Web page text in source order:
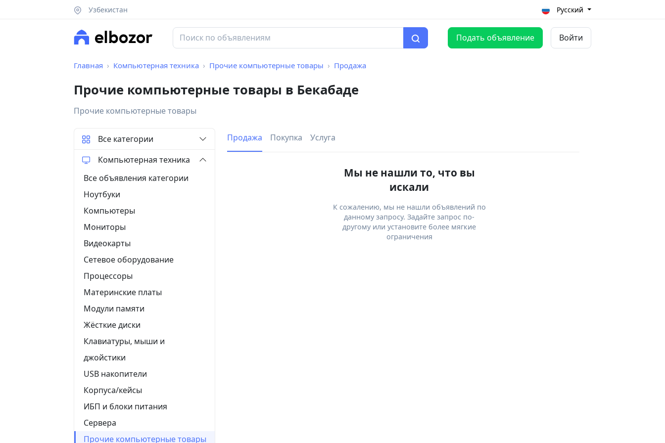
Узбекистан Русский
Подать объявление Войти
Главная Компьютерная техника Прочие компьютерные товары Продажа
Прочие компьютерные товары в Бекабаде
Прочие компьютерные товары
Продажа Покупка Услуга
Мы не нашли то, что вы
искали
К сожалению, мы не нашли объявлений по
данному запросу. Задайте запрос по-
другому или установите более мягкие
ограничения
Все категории
Компьютерная техника
Все объявления категории
Ноутбуки
Компьютеры
Мониторы
Видеокарты
Сетевое оборудование
Процессоры
Материнские платы
Модули памяти
Жёсткие диски
Клавиатуры, мыши и
джойстики
USB накопители
Корпуса/кейсы
ИБП и блоки питания
Сервера
Прочие компьютерные товары